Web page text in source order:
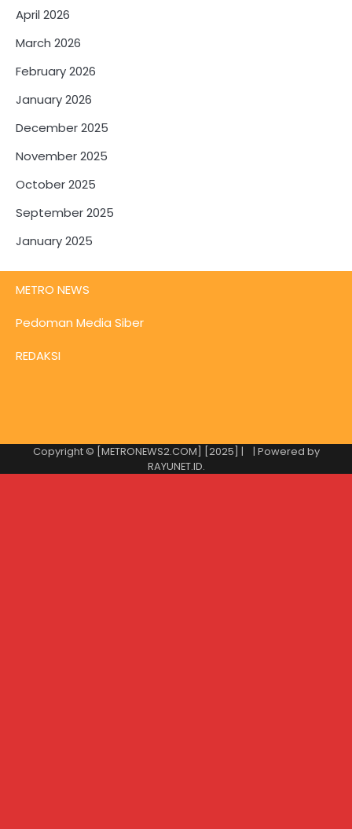
April 2026
March 2026
February 2026
January 2026
December 2025
November 2025
October 2025
September 2025
January 2025
METRO NEWS
Pedoman Media Siber
REDAKSI
Copyright © [METRONEWS2.COM] [2025] |
| Powered by
RAYUNET.ID.